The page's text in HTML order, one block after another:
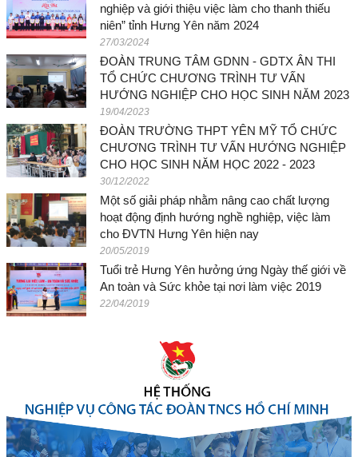
nghiệp và giới thiệu việc làm cho thanh thiếu
niên” tỉnh Hưng Yên năm 2024
27/03/2024
ĐOÀN TRUNG TÂM GDNN - GDTX ÂN THI
TỔ CHỨC CHƯƠNG TRÌNH TƯ VẤN
HƯỚNG NGHIỆP CHO HỌC SINH NĂM 2023
19/04/2023
ĐOÀN TRƯỜNG THPT YÊN MỸ TỔ CHỨC
CHƯƠNG TRÌNH TƯ VẤN HƯỚNG NGHIỆP
CHO HỌC SINH NĂM HỌC 2022 - 2023
30/12/2022
Một số giải pháp nhằm nâng cao chất lượng
hoạt động định hướng nghề nghiệp, việc làm
cho ĐVTN Hưng Yên hiện nay
20/05/2019
Tuổi trẻ Hưng Yên hưởng ứng Ngày thế giới về
An toàn và Sức khỏe tại nơi làm việc 2019
22/04/2019